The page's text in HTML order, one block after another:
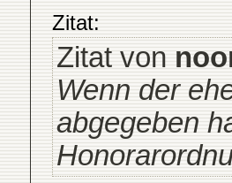
Zitat:
Zitat von
Wenn der
abgegeben